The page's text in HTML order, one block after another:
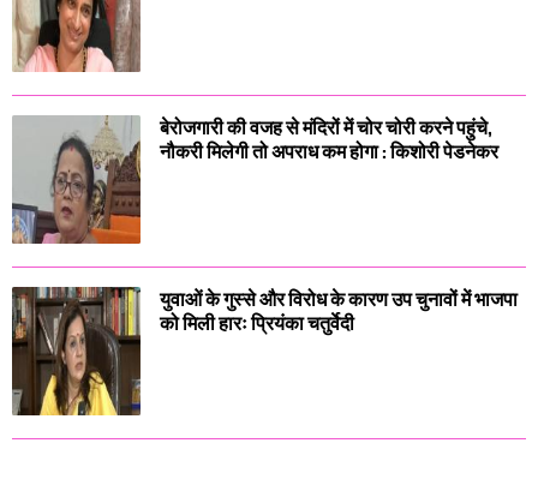
बेरोजगारी की वजह से मंदिरों में चोर चोरी करने पहुंचे,
नौकरी मिलेगी तो अपराध कम होगा : किशोरी पेडनेकर
युवाओं के गुस्से और विरोध के कारण उप चुनावों में भाजपा
को मिली हारः प्रियंका चतुर्वेदी